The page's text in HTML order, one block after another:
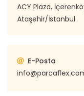
ACY Plaza,
Ataşehir/İstanbul
E-Posta